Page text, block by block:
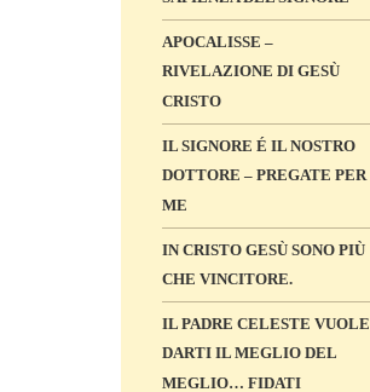
APOCALISSE –
RIVELAZIONE DI GESÙ
CRISTO
IL SIGNORE É IL NOSTRO
DOTTORE – PREGATE PER
ME
IN CRISTO GESÙ SONO PIÙ
CHE VINCITORE.
IL PADRE CELESTE VUOLE
DARTI IL MEGLIO DEL
MEGLIO… FIDATI